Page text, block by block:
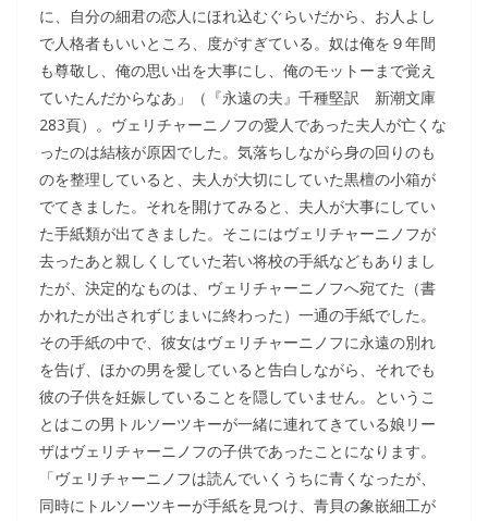
に、自分の細君の恋人にほれ込むぐらいだから、お人よし
で人格者もいいところ、度がすぎている。奴は俺を９年間
も尊敬し、俺の思い出を大事にし、俺のモットーまで覚え
ていたんだからなあ」（『永遠の夫』千種堅訳 新潮文庫
283頁）。ヴェリチャーニノフの愛人であった夫人が亡くな
ったのは結核が原因でした。気落ちしながら身の回りのも
のを整理していると、夫人が大切にしていた黒檀の小箱が
でてきました。それを開けてみると、夫人が大事にしてい
た手紙類が出てきました。そこにはヴェリチャーニノフが
去ったあと親しくしていた若い将校の手紙などもありまし
たが、決定的なものは、ヴェリチャーニノフへ宛てた（書
かれたが出されずじまいに終わった）一通の手紙でした。
その手紙の中で、彼女はヴェリチャーニノフに永遠の別れ
を告げ、ほかの男を愛していると告白しながら、それでも
彼の子供を妊娠していることを隠していません。というこ
とはこの男トルソーツキーが一緒に連れてきている娘リー
ザはヴェリチャーニノフの子供であったことになります。
「ヴェリチャーニノフは読んでいくうちに青くなったが、
同時にトルソーツキーが手紙を見つけ、青貝の象嵌細工が